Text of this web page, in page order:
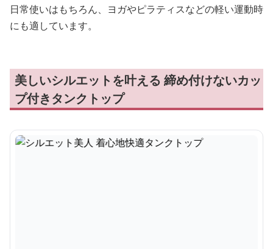
日常使いはもちろん、ヨガやピラティスなどの軽い運動時
にも適しています。
美しいシルエットを叶える 締め付けないカッ
プ付きタンクトップ